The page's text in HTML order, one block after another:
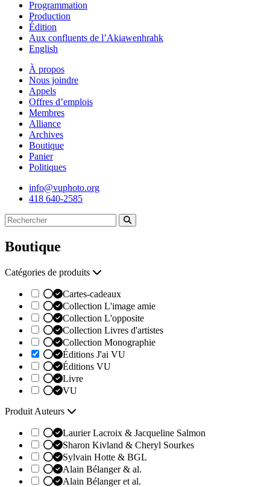
Programmation
Production
Édition
Aux confluents de l’Akiawenhrahk
English
À propos
Nous joindre
Appels
Offres d’emplois
Membres
Alliance
Archives
Boutique
Panier
Politiques
info@vuphoto.org
418 640-2585
Boutique
Catégories de produits
Cartes-cadeaux
Collection L'image amie
Collection L'opposite
Collection Livres d'artistes
Collection Monographie
Éditions J'ai VU
Éditions VU
Livre
VU
Produit Auteurs
Laurier Lacroix & Jacqueline Salmon
Sharon Kivland & Cheryl Sourkes
Sylvain Hotte & BGL
Alain Bélanger & al.
Alain Bélanger et al.